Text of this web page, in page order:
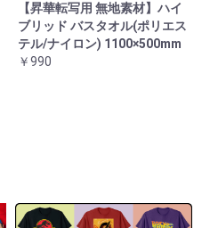
【昇華転写用 無地素材】ハイ
ブリッド バスタオル(ポリエス
テル/ナイロン) 1100×500mm
￥990